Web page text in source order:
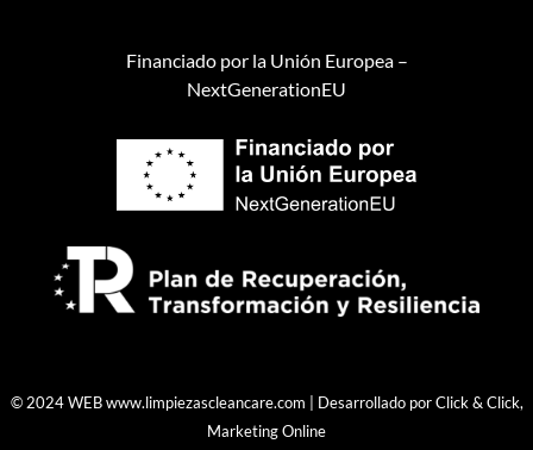
Financiado por la Unión Europea –
NextGenerationEU
© 2024 WEBwww.limpiezascleancare.com | Desarrollado porClick & Click,
Marketing Online